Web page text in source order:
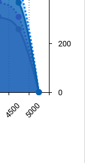
4500 5000
0
200